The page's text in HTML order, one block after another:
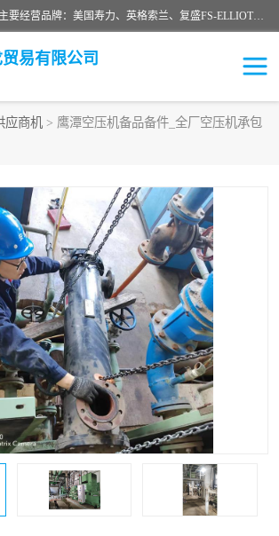
绍兴金戈贸易有限公司主要经营品牌：美国寿力、英格索兰、复盛FS-ELLIOTT，库伯COOPER、阿特拉斯等品牌空压机及配件销售；承接全厂空气压缩机管理、维护保养；节能改造；气体干燥机销售、维护、维修、保养。销售各种品牌空压机空气滤芯、油滤芯、油气分离器；精密过滤器滤芯；除油雾滤芯；抽真空滤芯，消音器，疏水器。劳务承接：全厂空压机维修保养工程，安装工程；移机或汰换工程；节能改造工程等。
易有限公司
应商机 > 鹰潭空压机备品备件_全厂空压机承包
英格索兰配件
闽台富源特种陶瓷
零部件 英格索兰离心机空滤芯
离心机 库伯卡麦隆离心机零件
离心式压缩机高速转子组
中冷耐高温气侧密封胶垫
阿特拉斯
复盛FS-elliott离心机零件